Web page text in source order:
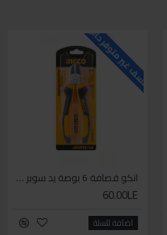
للاسف غير متوفر حاليا
انكو قصافة 6 بوصة يد سوبر وان
60.00LE
اضافة للسلة